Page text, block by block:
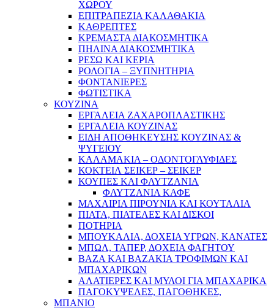
ΧΩΡΟΥ
ΕΠΙΤΡΑΠΕΖΙΑ ΚΑΛΑΘΑΚΙΑ
ΚΑΘΡΕΠΤΕΣ
ΚΡΕΜΑΣΤΑ ΔΙΑΚΟΣΜΗΤΙΚΑ
ΠΗΛΙΝΑ ΔΙΑΚΟΣΜΗΤΙΚΑ
ΡΕΣΩ ΚΑΙ ΚΕΡΙΑ
ΡΟΛΟΓΙΑ – ΞΥΠΝΗΤΗΡΙΑ
ΦΟΝΤΑΝΙΕΡΕΣ
ΦΩΤΙΣΤΙΚΑ
ΚΟΥΖΙΝΑ
ΕΡΓΑΛΕΙΑ ΖΑΧΑΡΟΠΛΑΣΤΙΚΗΣ
ΕΡΓΑΛΕΙΑ ΚΟΥΖΙΝΑΣ
ΕΙΔΗ ΑΠΟΘΗΚΕΥΣΗΣ ΚΟΥΖΙΝΑΣ &
ΨΥΓΕΙΟΥ
ΚΑΛΑΜΑΚΙΑ – ΟΔΟΝΤΟΓΛΥΦΙΔΕΣ
ΚΟΚΤΕΙΛ ΣΕΙΚΕΡ – ΣΕΙΚΕΡ
ΚΟΥΠΕΣ ΚΑΙ ΦΛΥΤΖΑΝΙΑ
ΦΛΥΤΖΑΝΙΑ ΚΑΦΕ
ΜΑΧΑΙΡΙΑ ΠΙΡΟΥΝΙΑ ΚΑΙ ΚΟΥΤΑΛΙΑ
ΠΙΑΤΑ, ΠΙΑΤΕΛΕΣ ΚΑΙ ΔΙΣΚΟΙ
ΠΟΤΗΡΙΑ
ΜΠΟΥΚΑΛΙΑ, ΔΟΧΕΙΑ ΥΓΡΩΝ, ΚΑΝΑΤΕΣ
ΜΠΩΛ, ΤΑΠΕΡ, ΔΟΧΕΙΑ ΦΑΓΗΤΟΥ
ΒΑΖΑ ΚΑΙ ΒΑΖΑΚΙΑ ΤΡΟΦΙΜΩΝ ΚΑΙ
ΜΠΑΧΑΡΙΚΩΝ
ΑΛΑΤΙΕΡΕΣ ΚΑΙ ΜΥΛΟΙ ΓΙΑ ΜΠΑΧΑΡΙΚΑ
ΠΑΓΟΚΥΨΕΛΕΣ, ΠΑΓΟΘΗΚΕΣ,
ΜΠΑΝΙΟ